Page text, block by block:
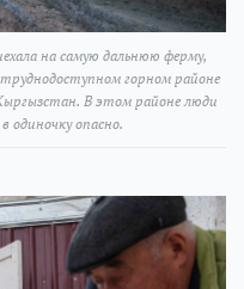
на самую дальнюю ферму,
горном районе
В этом районе люди
одиночку опасно.